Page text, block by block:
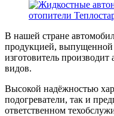
В нашей стране
продукцией, выпущенной
изготовитель
видов.
Высокой надёжностью
подогреватели, так и
ответственном